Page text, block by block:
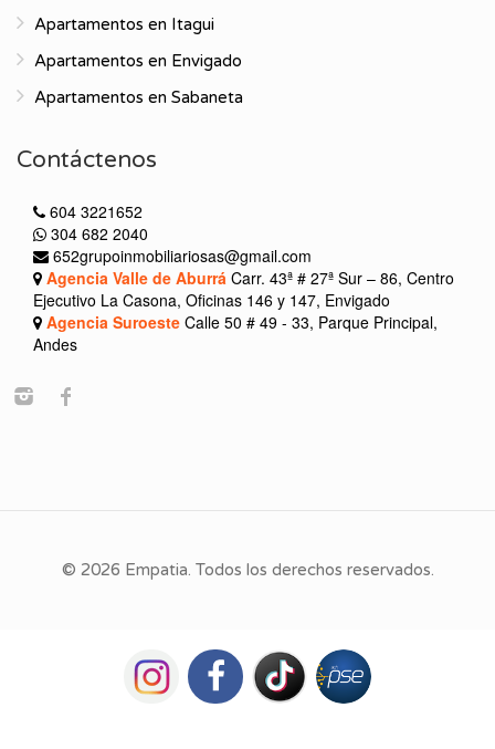
Apartamentos en Itagui
Apartamentos en Envigado
Apartamentos en Sabaneta
Contáctenos
604 3221652
304 682 2040
652grupoinmobiliariosas@gmail.com
Agencia Valle de Aburrá Carr. 43ª # 27ª Sur – 86, Centro
Ejecutivo La Casona, Oficinas 146 y 147, Envigado
Agencia Suroeste Calle 50 # 49 - 33, Parque Principal,
Andes
© 2026 Empatia. Todos los derechos reservados.